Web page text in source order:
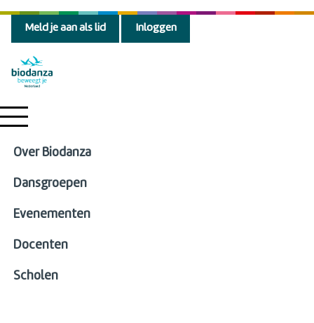
Meld je aan als lid Inloggen
Over Biodanza
Dansgroepen
Evenementen
Docenten
Scholen